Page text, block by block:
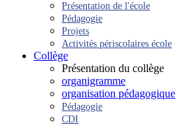
Présentation de l'école
Pédagogie
Projets
Activités périscolaires école
Collège
Présentation du collège
organigramme
organisation pédagogique
Pédagogie
CDI